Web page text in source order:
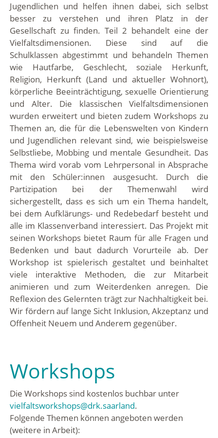
Jugendlichen und helfen ihnen dabei, sich selbst
besser zu verstehen und ihren Platz in der
Gesellschaft zu finden. Teil 2 behandelt eine der
Vielfaltsdimensionen. Diese sind auf die
Schulklassen abgestimmt und behandeln Themen
wie Hautfarbe, Geschlecht, soziale Herkunft,
Religion, Herkunft (Land und aktueller Wohnort),
körperliche Beeinträchtigung, sexuelle Orientierung
und Alter. Die klassischen Vielfaltsdimensionen
wurden erweitert und bieten zudem Workshops zu
Themen an, die für die Lebenswelten von Kindern
und Jugendlichen relevant sind, wie beispielsweise
Selbstliebe, Mobbing und mentale Gesundheit. Das
Thema wird vorab vom Lehrpersonal in Absprache
mit den Schüler:innen ausgesucht. Durch die
Partizipation bei der Themenwahl wird
sichergestellt, dass es sich um ein Thema handelt,
bei dem Aufklärungs- und Redebedarf besteht und
alle im Klassenverband interessiert. Das Projekt mit
seinen Workshops bietet Raum für alle Fragen und
Bedenken und baut dadurch Vorurteile ab. Der
Workshop ist spielerisch gestaltet und beinhaltet
viele interaktive Methoden, die zur Mitarbeit
animieren und zum Weiterdenken anregen. Die
Reflexion des Gelernten trägt zur Nachhaltigkeit bei.
Wir fördern auf lange Sicht Inklusion, Akzeptanz und
Offenheit Neuem und Anderem gegenüber.
Workshops
Die Workshops sind kostenlos buchbar unter
vielfaltsworkshops@drk.saarland.
Folgende Themen können angeboten werden
(weitere in Arbeit):